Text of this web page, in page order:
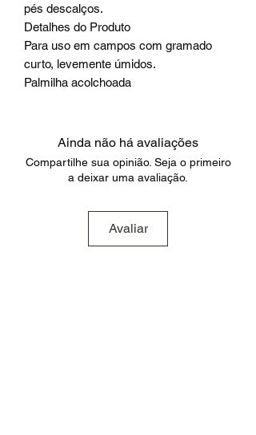
pés descalços.
Detalhes do Produto
Para uso em campos com gramado
curto, levemente úmidos.
Palmilha acolchoada
Ainda não há avaliações
Compartilhe sua opinião. Seja o primeiro
a deixar uma avaliação.
Avaliar